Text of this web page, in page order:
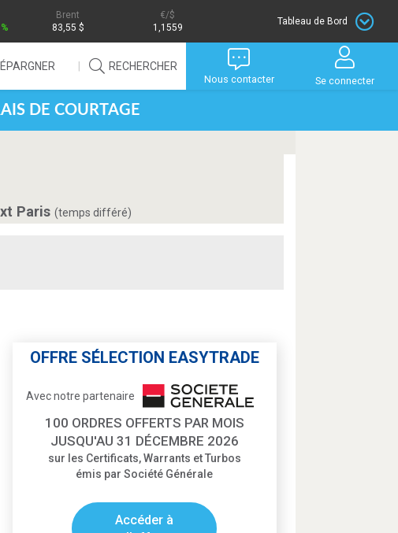
Brent
83,55 $
/$
1,1559
Tableau de Bord
ÉPARGNER RECHERCHER
Nous contacter Se connecter
DE COURTAGE
Paris (temps différé)
OFFRE SÉLECTION EASYTRADE
Avec notre partenaire
100 ORDRES OFFERTS PAR MOIS
JUSQU'AU 31 DÉCEMBRE 2026
sur les Certificats, Warrants et Turbos
émis par Société Générale
Accéder à